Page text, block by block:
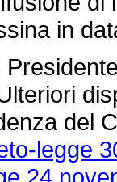
in
del
legge